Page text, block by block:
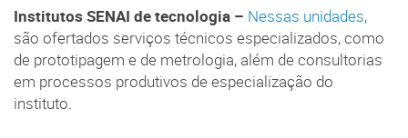
Institutos SENAI de tecnologia – Nessas unidades,
são ofertados serviços técnicos especializados, como
de prototipagem e de metrologia, além de consultorias
em processos produtivos de especialização do
instituto.